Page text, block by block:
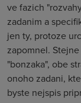
ve fazich
zadanim a
jen ty, protoze
zapomnel.
"bonzaka", obe
onoho zadani,
byste nejspis